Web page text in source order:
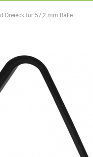
Dreieck für 57,2 mm Bälle